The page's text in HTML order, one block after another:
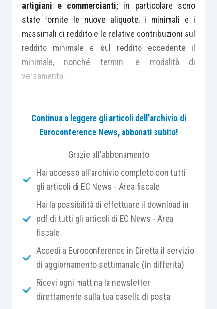
artigiani e commercianti; in particolare sono
state fornite le nuove aliquote, i minimali e i
massimali di reddito e le relative contribuzioni sul
reddito minimale e sul reddito eccedente il
minimale, nonché termini e modalità di
versamento.
comma 22, D.L. 201/2011, ha previsto che, con
effetto dal1 gennaio 2012, lealiquote
lavoratori artigiani e commercianti iscritti alle
gestioni autonome dell’INPSsono incrementate
di 1,3 punti percentualie successivamente di
0,45 punti percentualiogni anno fino a
raggiungere
Pertanto l’aliquota contributiva per il
lavoratori artigiani e commercianti, per
Continua a leggere gli articoli dell’archivio di
Euroconference News, abbonati subito!
Grazie all'abbonamento
Hai accesso all'archivio completo con tutti
gli articoli di EC News - Area fiscale
Hai la possibilità di effettuare il download in
pdf di tutti gli articoli di EC News - Area
fiscale
Accedi a Euroconference in Diretta il servizio
di aggiornamento settimanale (in differita)
Ricevi ogni mattina la newsletter
direttamente sulla tua casella di posta